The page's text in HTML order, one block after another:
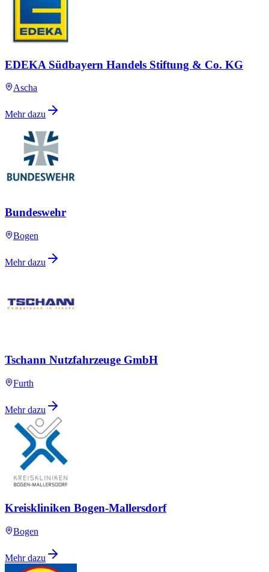
EDEKA Südbayern Handels Stiftung & Co. KG
Ascha
Mehr dazu
Bundeswehr
Bogen
Mehr dazu
Tschann Nutzfahrzeuge GmbH
Furth
Mehr dazu
Kreiskliniken Bogen-Mallersdorf
Bogen
Mehr dazu